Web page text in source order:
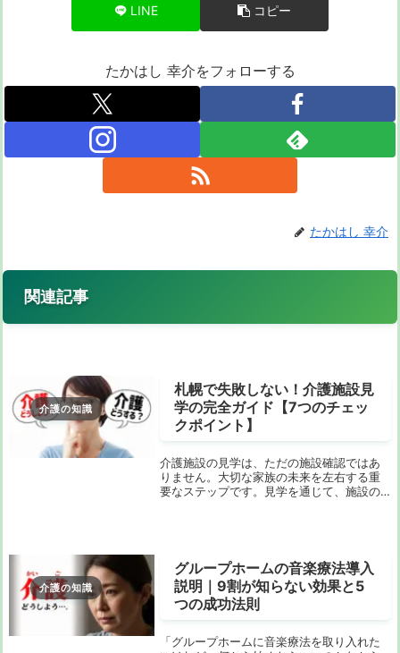
LINE コピー
たかはし 幸介をフォローする
たかはし 幸介
関連記事
介護の知識
札幌で失敗しない！介護施設見
学の完全ガイド【7つのチェッ
クポイント】
介護施設の見学は、ただの施設確認ではあ
りません。大切な家族の未来を左右する重
要なステップです。見学を通じて、施設の
介護の知識
グループホームの音楽療法導入
説明｜9割が知らない効果と5
つの成功法則
「グループホームに音楽療法を取り入れた